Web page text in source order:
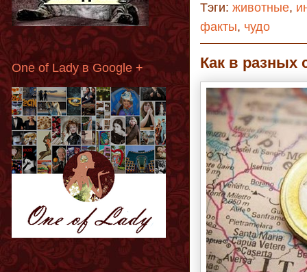
Тэги: животные,
факты, чудо
Как в разных
One of Lady в Google +